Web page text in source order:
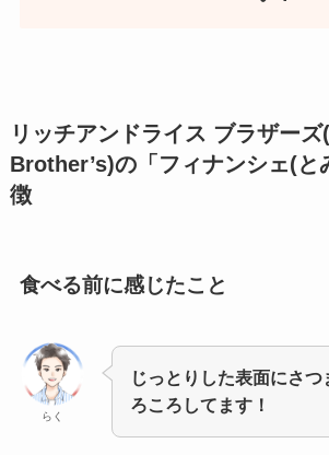
リッチアンドライス ブラザー
Brother’s)の「フィナンシェ(と
徴
食べる前に感じたこと
らく
じっとりした表面にさつ
ろころしてます！